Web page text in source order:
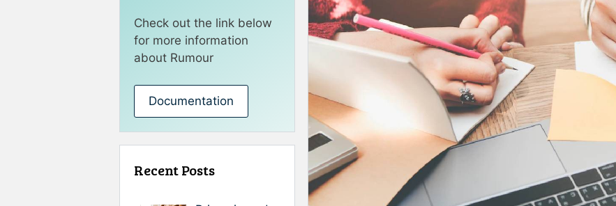
Check out the link below
for more information
about Rumour
Documentation
Recent Posts